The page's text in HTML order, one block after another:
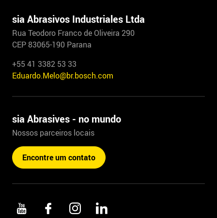
sia Abrasivos Industriales Ltda
Rua Teodoro Franco de Oliveira 290
CEP 83065-190 Parana
+55 41 3382 53 33
Eduardo.Melo@br.bosch.com
sia Abrasives - no mundo
Nossos parceiros locais
Encontre um contato